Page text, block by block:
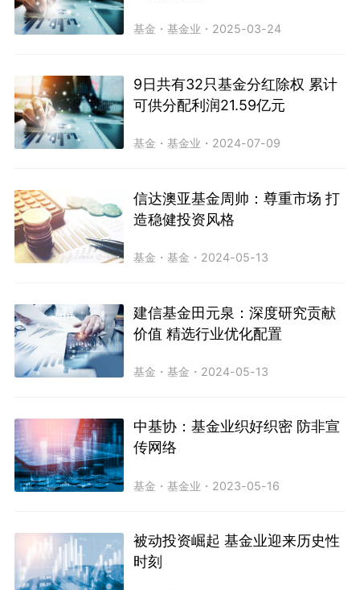
基金 ・基金业 ・ 2025-03-24
9日共有32只基金分红除权 累计
可供分配利润21.59亿元
基金 ・基金业 ・ 2024-07-09
信达澳亚基金周帅：尊重市场 打
造稳健投资风格
基金 ・基金 ・ 2024-05-13
建信基金田元泉：深度研究贡献
价值 精选行业优化配置
基金 ・基金 ・ 2024-05-13
中基协：基金业织好织密 防非宣
传网络
基金 ・基金业 ・ 2023-05-16
被动投资崛起 基金业迎来历史性
时刻